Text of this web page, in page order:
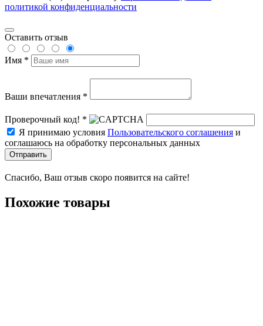
политикой конфиденциальности
Оставить отзыв
Имя *
Ваши впечатления *
Проверочный код! *
Я принимаю условия Пользовательского соглашения и
соглашаюсь на обработку персональных данных
Отправить
Спасибо, Ваш отзыв скоро появится на сайте!
Похожие товары